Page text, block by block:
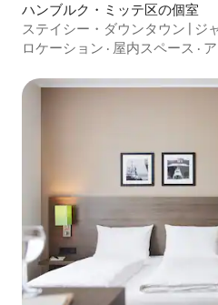
ハンブルク・ミッテ区の個室
ステイシー・ダウンタウン | ジ
ロケーション · 屋内スペース ·